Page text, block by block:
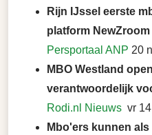
Rijn IJssel eerste
platform NewZroom
Persportaal ANP 20
MBO Westland
verantwoordelijk
Rodi.nl Nieuws vr
Mbo'ers kunnen